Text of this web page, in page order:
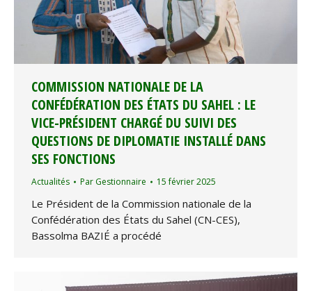
COMMISSION NATIONALE DE LA
CONFÉDÉRATION DES ÉTATS DU SAHEL : LE
VICE-PRÉSIDENT CHARGÉ DU SUIVI DES
QUESTIONS DE DIPLOMATIE INSTALLÉ DANS
SES FONCTIONS
Actualités Par Gestionnaire 15 février 2025
Le Président de la Commission nationale de la
Confédération des États du Sahel (CN-CES),
Bassolma BAZIÉ a procédé